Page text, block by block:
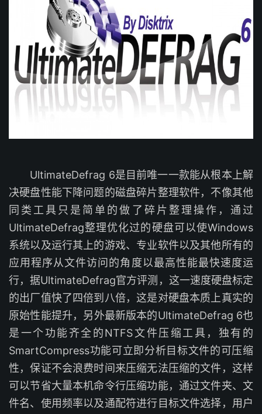
UltimateDefrag 6是目前唯一一款能从根本上解
决硬盘性能下降问题的磁盘碎片整理软件，不像其他
同类工具只是简单的做了碎片整理操作，通过
UltimateDefrag整理优化过的硬盘可以使Windows
系统以及运行其上的游戏、专业软件以及其他所有的
应用程序从文件访问的角度以最高性能最快速度运
行，据UltimateDefrag官方评测，这一速度硬盘标定
的出厂值快了四倍到八倍，这是对硬盘本质上真实的
原始性能提升，另外最新版本的UltimateDefrag 6也
是一个功能齐全的NTFS文件压缩工具，独有的
SmartCompress功能可立即分析目标文件的可压缩
性，保证不会浪费时间来压缩无法压缩的文件，这样
可以节省大量本机命令行压缩功能，通过文件夹、文
件名、使用频率以及通配符进行目标文件选择，用户